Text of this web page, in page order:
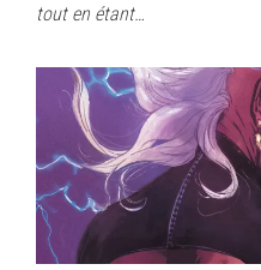
tout en étant…